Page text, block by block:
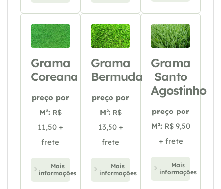
Grama
Coreana
preço por
M²: R$
11,50 +
frete
Mais
informações
Grama
Bermuda
preço por
M²: R$
13,50 +
frete
Mais
informações
Grama
Santo
Agostinho
preço por
M²: R$ 9,50
+ frete
Mais
informações